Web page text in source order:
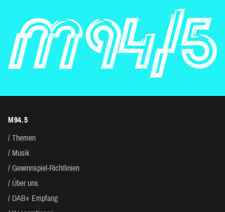
M94.5
Themen
Musik
Gewinnspiel-Richtlinien
Über uns
DAB+ Empfang